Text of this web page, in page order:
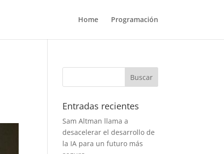
Home Programación
Entradas recientes
Sam Altman llama a
desacelerar el desarrollo de
la IA para un futuro más